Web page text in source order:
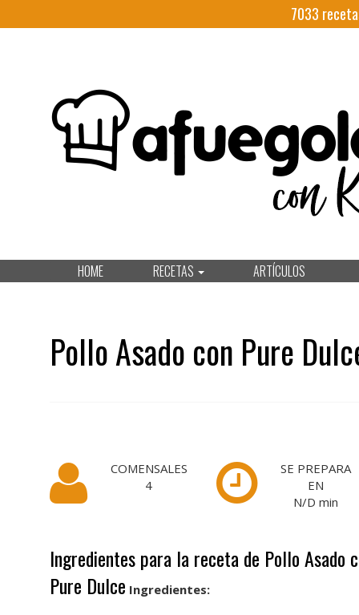
7033
HOME RECETAS ARTÍCULOS
Pollo Asado con Pure
COMENSALES
4
SE PREPARA
EN
N/D min
Ingredientes para la receta de Pollo Asado
Pure Dulce Ingredientes: